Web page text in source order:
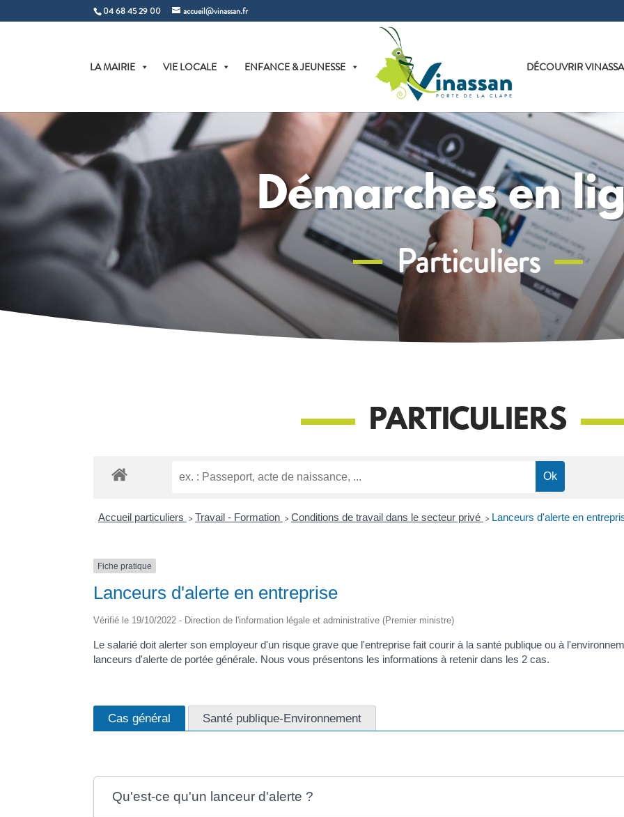
04 68 45 29 00 accueil@vinassan.fr
LA MAIRIE VIE LOCALE ENFANCE & JEUNESSE DÉCOUVRIR
Démarches en
Particuliers
PARTICULIERS
Accueil particuliers > Travail - Formation > Conditions de travail dans le secteur privé > Lanceurs d'alerte en
Fiche pratique
Lanceurs d'alerte en entreprise
Vérifié le 19/10/2022 - Direction de l'information légale et administrative (Premier ministre)
Le salarié doit alerter son employeur d'un risque grave que l'entreprise fait courir à la santé publique ou à
lanceurs d'alerte de portée générale. Nous vous présentons les informations à retenir dans les 2 cas.
Cas général Santé publique-Environnement
Qu'est-ce qu'un lanceur d'alerte ?